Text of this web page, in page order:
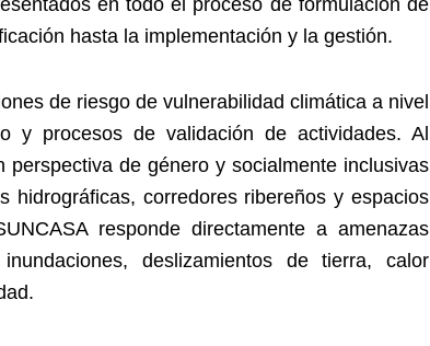
hasta la implementación y la gestión.
de riesgo de vulnerabilidad climática a nivel
y procesos de validación de actividades. Al
perspectiva de género y socialmente inclusivas
hidrográficas, corredores ribereños y espacios
responde directamente a amenazas
deslizamientos de tierra, calor